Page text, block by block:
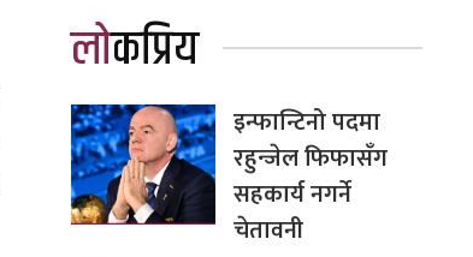
लोकप्रिय
इन्फान्टिनो पदमा
रहुन्जेल फिफासँग
सहकार्य नगर्ने
चेतावनी